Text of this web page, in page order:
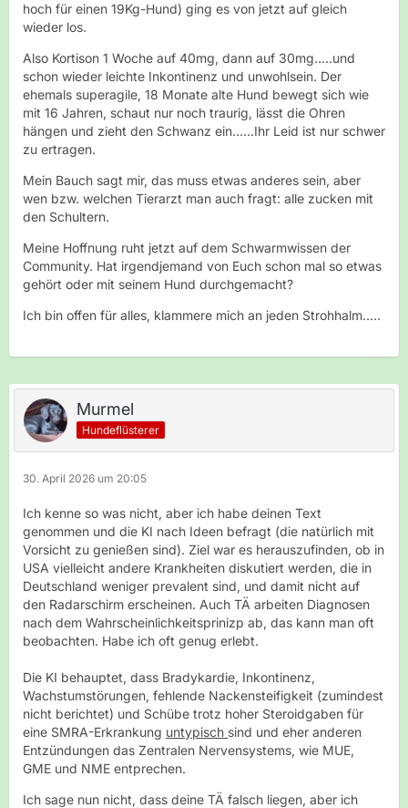
hoch für einen 19Kg-Hund) ging es von jetzt auf gleich
wieder los.
Also Kortison 1 Woche auf 40mg, dann auf 30mg.....und
schon wieder leichte Inkontinenz und unwohlsein. Der
ehemals superagile, 18 Monate alte Hund bewegt sich wie
mit 16 Jahren, schaut nur noch traurig, lässt die Ohren
hängen und zieht den Schwanz ein......Ihr Leid ist nur schwer
zu ertragen.
Mein Bauch sagt mir, das muss etwas anderes sein, aber
wen bzw. welchen Tierarzt man auch fragt: alle zucken mit
den Schultern.
Meine Hoffnung ruht jetzt auf dem Schwarmwissen der
Community. Hat irgendjemand von Euch schon mal so etwas
gehört oder mit seinem Hund durchgemacht?
Ich bin offen für alles, klammere mich an jeden Strohhalm.....
Murmel
Hundeflüsterer
30. April 2026 um 20:05
Ich kenne so was nicht, aber ich habe deinen Text
genommen und die KI nach Ideen befragt (die natürlich mit
Vorsicht zu genießen sind). Ziel war es herauszufinden, ob in
USA vielleicht andere Krankheiten diskutiert werden, die in
Deutschland weniger prevalent sind, und damit nicht auf
den Radarschirm erscheinen. Auch TÄ arbeiten Diagnosen
nach dem Wahrscheinlichkeitsprinizp ab, das kann man oft
beobachten. Habe ich oft genug erlebt.
Die KI behauptet, dass Bradykardie, Inkontinenz,
Wachstumstörungen, fehlende Nackensteifigkeit (zumindest
nicht berichtet) und Schübe trotz hoher Steroidgaben für
eine SMRA-Erkrankung untypisch sind und eher anderen
Entzündungen das Zentralen Nervensystems, wie MUE,
GME und NME entprechen.
Ich sage nun nicht, dass deine TÄ falsch liegen, aber ich